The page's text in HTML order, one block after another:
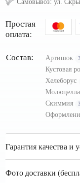
Самовывоз: ул.
Простая
оплата:
Состав: Артишок 3
Кустовая
Хелеборус
Молюцелла
Скиммия 3
Гарантия качества и
Фото доставки